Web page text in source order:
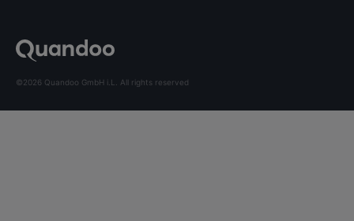
©2026 Quandoo GmbH i.L. All rights reserved